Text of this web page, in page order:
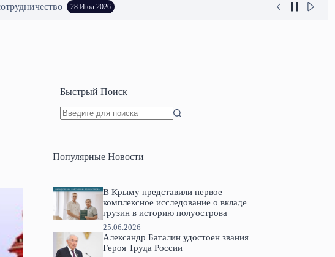
28 Июл 2026
Быстрый Поиск
Популярные Новости
В Крыму представили первое
комплексное исследование о вкладе
грузин в историю полуострова
25.06.2026
Александр Баталин удостоен звания
Героя Труда России